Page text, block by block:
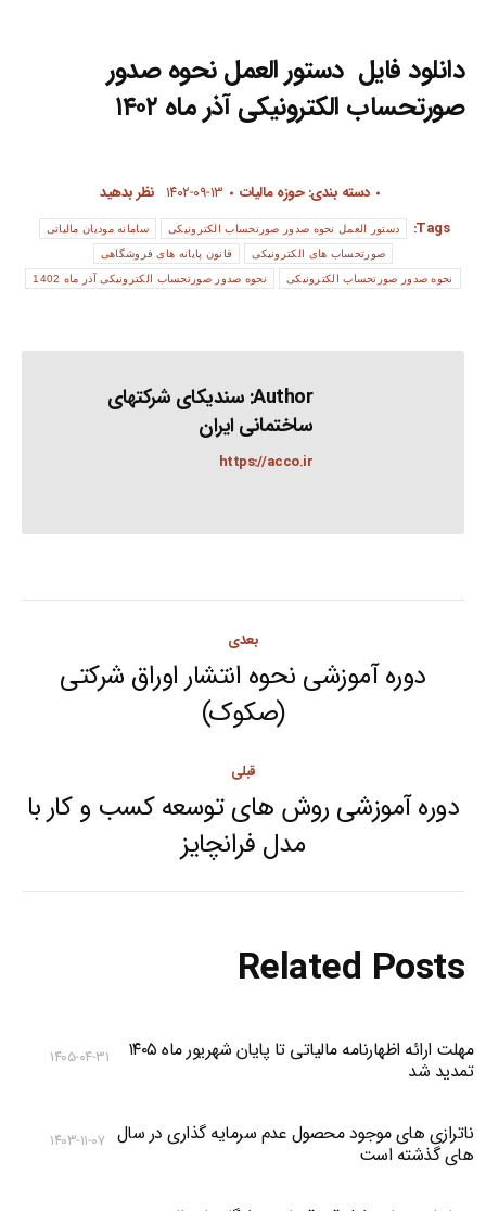
دانلود فایل دستور العمل نحوه صدور
صورتحساب الکترونیکی آذر ماه ۱۴۰۲
دسته بندی:حوزه مالیات ۱۴۰۲-۰۹-۱۳ نظر بدهید
Tags:
دستور العمل نحوه صدور صورتحساب الکترونیکی سامانه مودیان مالیاتی
صورتحساب های الکترونیکی قانون پایانه های فروشگاهی
نحوه صدور صورتحساب الکترونیکی نحوه صدور صورتحساب الکترونیکی آذر ماه 1402
Author: سندیکای شرکتهای
ساختمانی ایران
https://acco.ir
navigation
قبلی
Previous
post:
دوره آموزشی روش های توسعه کسب و کار با
مدل فرانچایز
بعدی
Next
post:
دوره آموزشی نحوه انتشار اوراق شرکتی
(صکوک)
Related Posts
مهلت ارائه اظهارنامه مالیاتی تا پایان شهریور ماه ۱۴۰۵
تمدید شد
۱۴۰۵-۰۴-۳۱
ناترازی های موجود محصول عدم سرمایه گذاری در سال
های گذشته است
۱۴۰۳-۱۱-۰۷